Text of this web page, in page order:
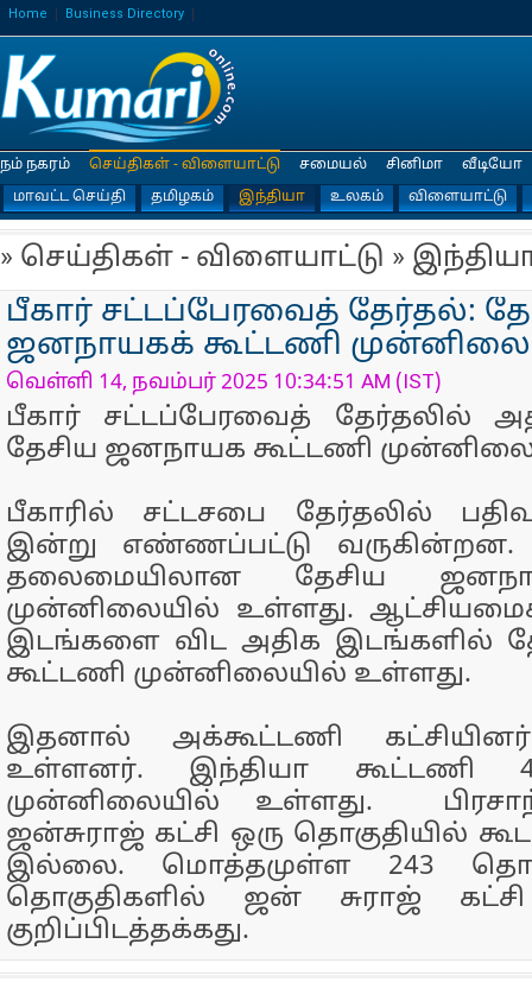
Home Business Directory
நம் நகரம்
செய்திகள் - விளையாட்டு
மாவட்ட செய்தி
தமிழகம் இந்தியா உலகம் விளையாட்டு
சமையல் சினிமா வீடியோ
» செய்திகள் - விளையாட்டு »
பீகார் சட்டப்பேரவைத் தேர்தல்:
ஜனநாயகக் கூட்டணி முன்னிலை
வெள்ளி 14, நவம்பர் 2025 10:34:51 AM (IST)
பீகார் சட்டப்பேரவைத் தேர்தலில்
தேசிய ஜனநாயக கூட்டணி
பீகாரில் சட்டசபை தேர்தலில்
இன்று எண்ணப்பட்டு வருகின்றன.
தலைமையிலான தேசிய
முன்னிலையில் உள்ளது.
இடங்களை விட அதிக இடங்களில்
கூட்டணி முன்னிலையில் உள்ளது.
இதனால் அக்கூட்டணி
உள்ளனர். இந்தியா கூட்டணி
முன்னிலையில் உள்ளது.
ஜன்சுராஜ் கட்சி ஒரு தொகுதியில்
இல்லை. மொத்தமுள்ள 243
தொகுதிகளில் ஜன் சுராஜ் கட்சி
குறிப்பிடத்தக்கது.